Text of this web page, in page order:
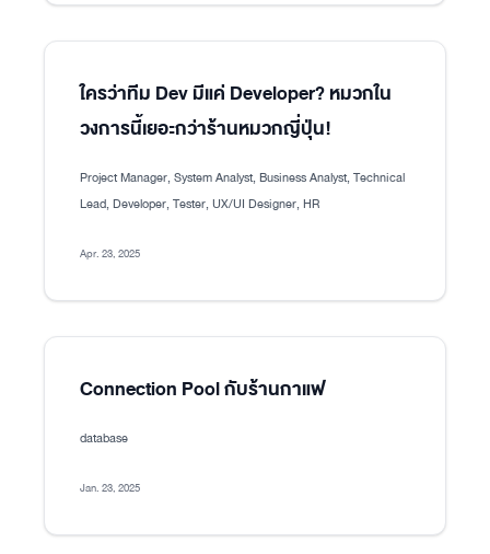
ใครว่าทีม Dev มีแค่ Developer? หมวกใน
วงการนี้เยอะกว่าร้านหมวกญี่ปุ่น!
Project Manager, System Analyst, Business Analyst, Technical
Lead, Developer, Tester, UX/UI Designer, HR
Apr. 23, 2025
Connection Pool กับร้านกาแฟ
database
Jan. 23, 2025